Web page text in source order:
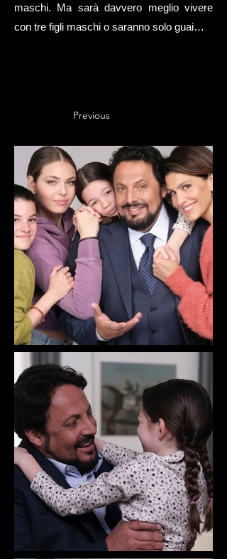
maschi. Ma sarà davvero meglio vivere
con tre figli maschi o saranno solo guai…
Previous